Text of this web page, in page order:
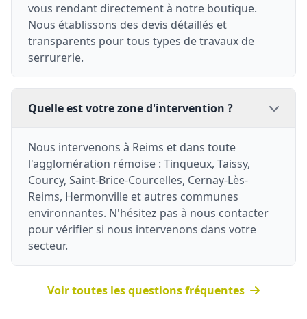
vous rendant directement à notre boutique.
Nous établissons des devis détaillés et
transparents pour tous types de travaux de
serrurerie.
Quelle est votre zone d'intervention ?
Nous intervenons à Reims et dans toute
l'agglomération rémoise : Tinqueux, Taissy,
Courcy, Saint-Brice-Courcelles, Cernay-Lès-
Reims, Hermonville et autres communes
environnantes. N'hésitez pas à nous contacter
pour vérifier si nous intervenons dans votre
secteur.
Voir toutes les questions fréquentes